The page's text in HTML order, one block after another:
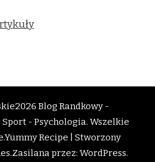
Blog Randkowy -
- Psychologia. Wszelkie
Yummy Recipe | Stworzony
.Zasilana przez: WordPress.